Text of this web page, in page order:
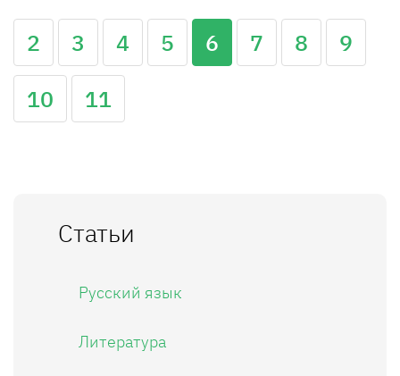
2 3 4 5 6 7 8
9
10
11
Статьи
Русский язык
Литература